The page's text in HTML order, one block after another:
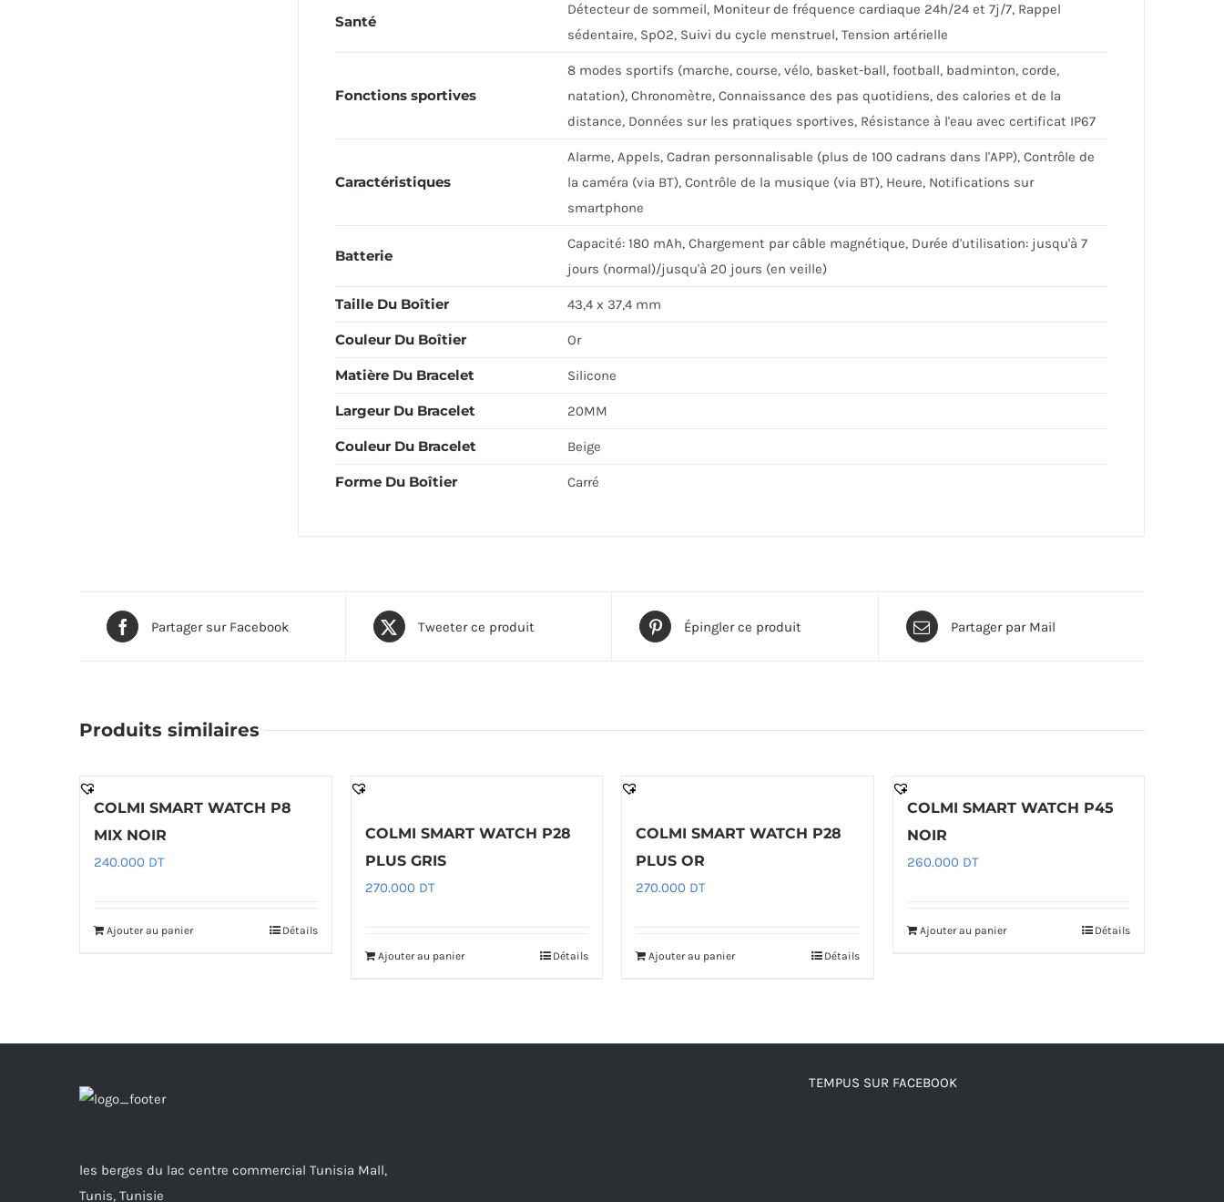
Santé
Détecteur de sommeil, Moniteur de fréquence cardiaque 24h/24 et 7j/7, Rappel
sédentaire, SpO2, Suivi du cycle menstruel, Tension artérielle
Fonctions sportives
8 modes sportifs (marche, course, vélo, basket-ball, football, badminton, corde,
natation), Chronomètre, Connaissance des pas quotidiens, des calories et de la
distance, Données sur les pratiques sportives, Résistance à l'eau avec certificat IP67
Caractéristiques
Alarme, Appels, Cadran personnalisable (plus de 100 cadrans dans l'APP), Contrôle de
la caméra (via BT), Contrôle de la musique (via BT), Heure, Notifications sur
smartphone
Batterie
Capacité: 180 mAh, Chargement par câble magnétique, Durée d'utilisation: jusqu'à 7
jours (normal)/jusqu'à 20 jours (en veille)
Taille Du Boîtier 43,4 x 37,4 mm
Couleur Du Boîtier Or
Matière Du Bracelet Silicone
Largeur Du Bracelet 20MM
Couleur Du Bracelet Beige
Forme Du Boîtier Carré
Partager sur Facebook Tweeter ce produit Épingler ce produit Partager par Mail
Produits similaires
COLMI SMART WATCH P8
MIX NOIR
240.000 DT
Ajouter au panier Détails
COLMI SMART WATCH P28
PLUS GRIS
270.000 DT
Ajouter au panier Détails
COLMI SMART WATCH P28
PLUS OR
270.000 DT
Ajouter au panier Détails
COLMI SMART WATCH P45
NOIR
260.000 DT
Ajouter au panier Détails
les berges du lac centre commercial Tunisia Mall,
Tunis, Tunisie
TEMPUS SUR FACEBOOK